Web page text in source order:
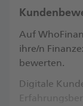
Auf
ihre/n
bewerten.
Digitale